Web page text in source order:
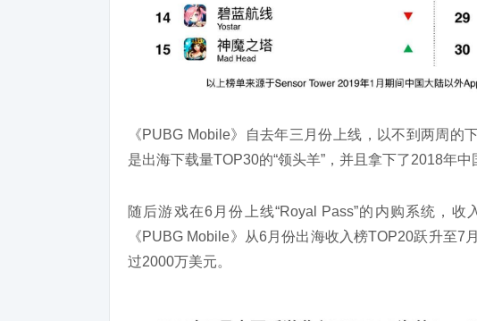
《PUBG Mobile》自去年三月份上线，以不到两周的
是出海下载量TOP30的“领头羊”，并且拿下了2018年中
随后游戏在6月份上线“Royal Pass”的内购系统，收
《PUBG Mobile》从6月份出海收入榜TOP20跃升至7
过2000万美元。